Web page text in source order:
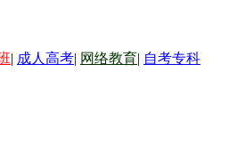
| 成人高考| 网络教育| 自考专科